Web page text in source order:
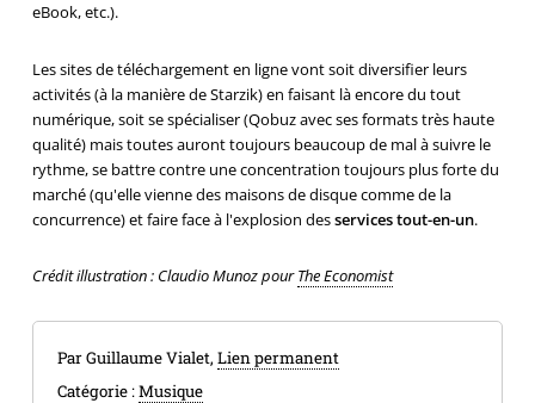
eBook, etc.).
Les sites de téléchargement en ligne vont soit diversifier leurs
activités (à la manière de Starzik) en faisant là encore du tout
numérique, soit se spécialiser (Qobuz avec ses formats très haute
qualité) mais toutes auront toujours beaucoup de mal à suivre le
rythme, se battre contre une concentration toujours plus forte du
marché (qu'elle vienne des maisons de disque comme de la
concurrence) et faire face à l'explosion desservices tout-en-un.
Crédit illustration : Claudio Munoz pourThe Economist
Par Guillaume Vialet, Lien permanent
Catégorie :Musique